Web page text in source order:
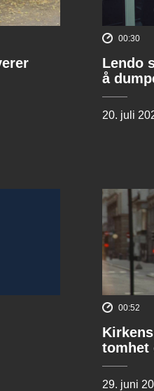
00:30
Lendo
å
20. juli
00:52
tomhet
29. juni